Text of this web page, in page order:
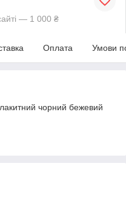
— 1 000 ₴
Оплата Умови
чорний бежевий